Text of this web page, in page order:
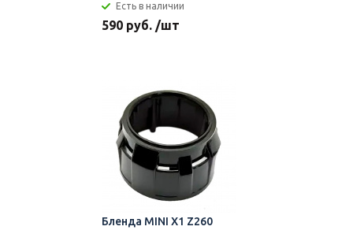
Есть в наличии
590 руб. /шт
Бленда MINI X1 Z260